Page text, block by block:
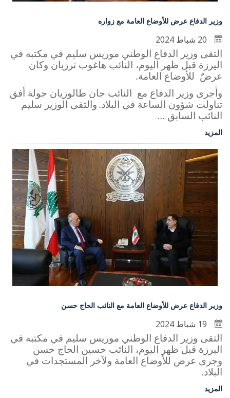
وزير الدفاع عرض للأوضاع العامة مع زواره
التقى وزير الدفاع الوطني موريس سليم في مكتبه في
اليرزة قبل ظهر اليوم، النائب هاغوب ترزيان وكان
عرضٌ للأوضاع العامة.
وأجرى وزير الدفاع مع النائب جان طالوزيان جولة أفق
تناولت شؤون الساعة في البلاد. والتقى الوزير سليم
النائب السابق ...
المزيد
وزير الدفاع عرض للأوضاع العامة مع النائب الحاج حسن
التقى وزير الدفاع الوطني موريس سليم في مكتبه في
اليرزة قبل ظهر اليوم، النائب حسين الحاج حسن
وجرى عرض للأوضاع العامة ولآخر المستجدات في
البلاد.
المزيد